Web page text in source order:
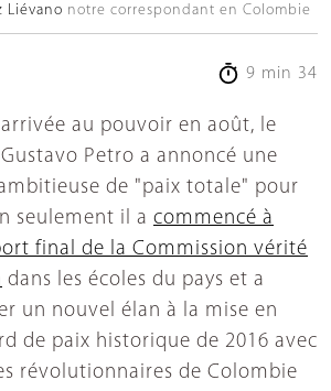
Liévano notre correspondant en Colombie
9 min 34
Petro a annoncé une
de "paix totale" pour
seulement il a commencé à
final de la Commission vérité
dans les écoles du pays et a
un nouvel élan à la mise en
de paix historique de 2016 avec
révolutionnaires de Colombie